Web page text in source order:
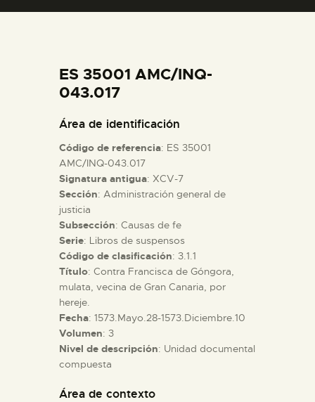
COLECCIONES
ESPAÑOL
PREPARAR LA VISITA
ACTIVIDADES
█
EL MUSEO
COLECCIONES
ES 35001 AMC/INQ-
043.017
Área de identificación
Código de referencia: ES 35001
AMC/INQ-043.017
Signatura antigua: XCV-7
Sección: Administración general de
justicia
Subsección: Causas de fe
Serie: Libros de suspensos
Código de clasificación: 3.1.1
Título: Contra Francisca de Góngora,
mulata, vecina de Gran Canaria, por
hereje.
Fecha: 1573.Mayo.28-1573.Diciembre.10
Volumen: 3
Nivel de descripción: Unidad documental
compuesta
Área de contexto